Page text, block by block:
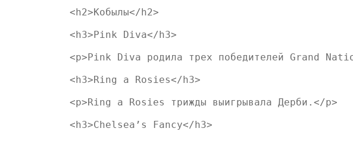
   <h2>Кобылы</h2>
   <h3>Pink Diva</h3>
<p>Pink Diva родила трех победителей Grand
   <h3>Ring a Rosies</h3>
   <p>Ring a Rosies трижды выигрывала Дерби.</p>
   <h3>Chelsea’s Fancy</h3>